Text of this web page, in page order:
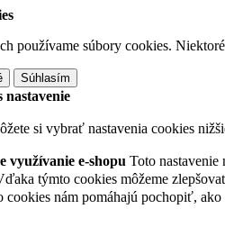
používame súbory cookies.
Súhlasím
nastavenie
si vybrať nastavenia cookies
využívanie e-shopu Toto
týmto cookies môžeme
cookies nám pomáhajú pochopiť,